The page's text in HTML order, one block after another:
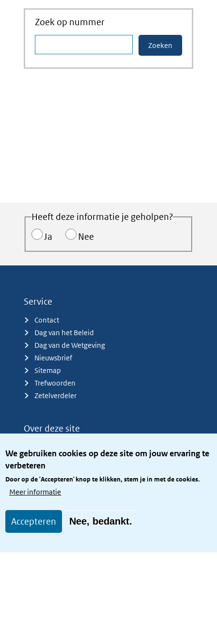
We gebruiken cookies op deze site om jouw ervaring te
verbeteren
Door op de 'Accepteren' knop te klikken, stem je in met de cookies.
Meer informatie
Accepteren Nee, bedankt.
Zoek op nummer
Heeft deze informatie je geholpen?
Ja
Nee
Service
Contact
Dag van het Beleid
Dag van de Wetgeving
Nieuwsbrief
Sitemap
Trefwoorden
Zetelverdeler
Over deze site
Privacy
Toegang site openbaar
Toegankelijkheid